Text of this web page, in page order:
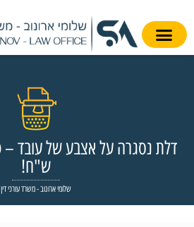
ש"ח!
שלומי ארונוב - משרד עורכי דין